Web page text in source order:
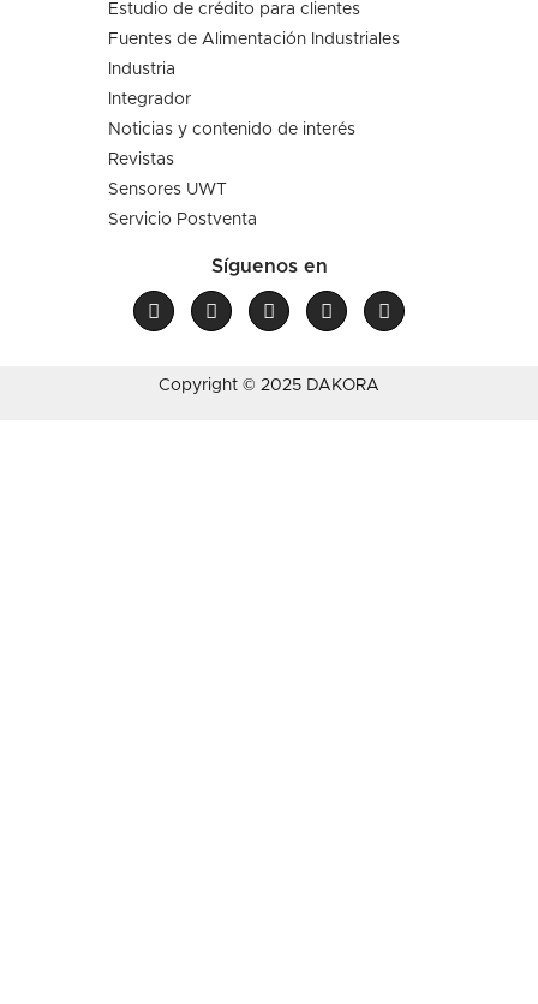
Estudio de crédito para clientes
Fuentes de Alimentación Industriales
Industria
Integrador
Noticias y contenido de interés
Revistas
Sensores UWT
Servicio Postventa
Síguenos en
Copyright © 2025 DAKORA